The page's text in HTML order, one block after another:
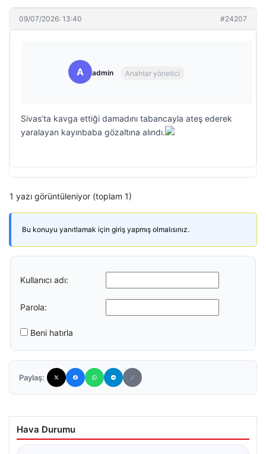
09/07/2026: 13:40 #24207
A admin Anahtar yönetici
Sivas’ta kavga ettiği damadını tabancayla ateş ederek
yaralayan kayınbaba gözaltına alındı.
1 yazı görüntüleniyor (toplam 1)
Bu konuyu yanıtlamak için giriş yapmış olmalısınız.
Kullanıcı adı:
Parola:
Beni hatırla
Paylaş:
Hava Durumu